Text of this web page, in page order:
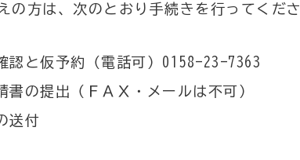
の方は、次のとおり手続きを行ってくださ
認と仮予約（電話可）0158-23-7363
書の提出（ＦＡＸ・メールは不可）
送付